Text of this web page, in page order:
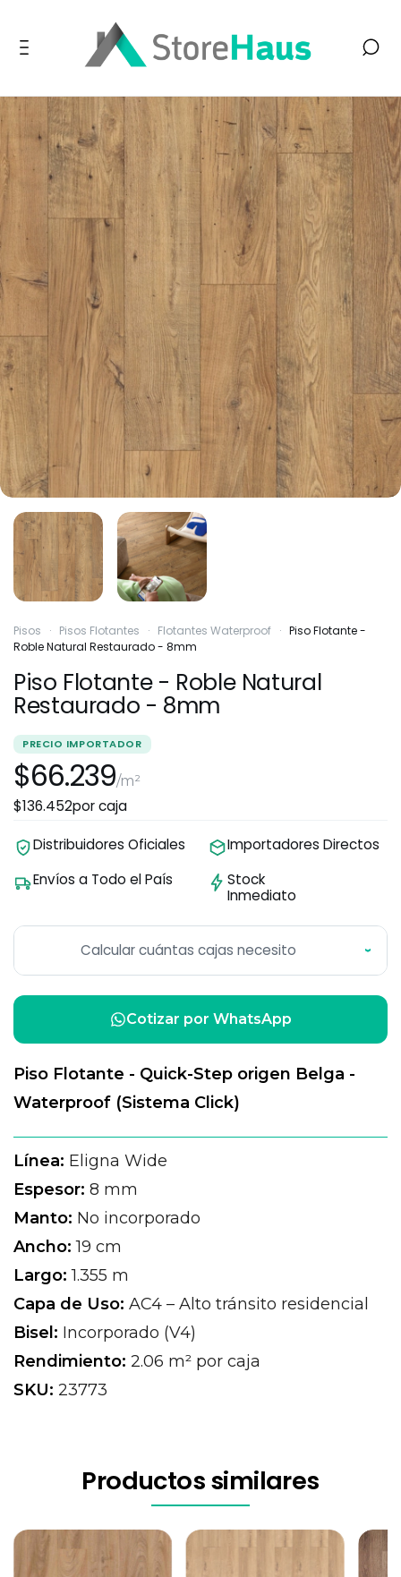
Pisos · Pisos Flotantes · Flotantes Waterproof · Piso Flotante -
Roble Natural Restaurado - 8mm
Piso Flotante - Roble Natural
Restaurado - 8mm
PRECIO IMPORTADOR
$66.239/m²
$136.452por caja
Distribuidores Oficiales
Importadores Directos
Envíos a Todo el País
Stock
Inmediato
Calcular cuántas cajas necesito ›
Cotizar por WhatsApp
Piso Flotante - Quick-Step origen Belga -
Waterproof (Sistema Click)
Línea: Eligna Wide
Espesor: 8 mm
Manto: No incorporado
Ancho: 19 cm
Largo: 1.355 m
Capa de Uso: AC4 – Alto tránsito residencial
Bisel: Incorporado (V4)
Rendimiento: 2.06 m² por caja
SKU: 23773
Productos similares